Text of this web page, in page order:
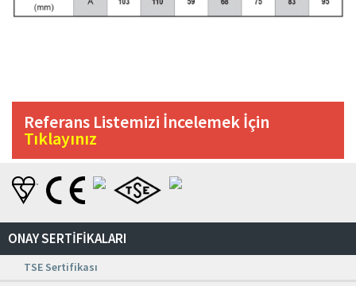
Referans Listemizi İncelemek İçin
Tıklayınız
ONAY SERTİFİKALARI
TSE Sertifikası